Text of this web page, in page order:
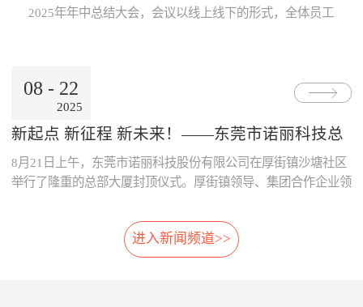
片；· 系统采用了主要部件做
法，根据故障模式进行恢复控
数据的及时、准确传递与分
本的明细，分析重要设备整个
采购决策、控制维修成本提供
了依据，减少企业不必要的浪
费。· 优化资源的配置：系统
提供的资源冲突检测预警功
化，合理的优化了人、财、物
资源。 项目案例与客户反
Internet公用网络，也可使用地
4、用户终端· 移动用户终端
· 固定用户终端 系统功能： 当
电动列车在线运行时，系统应
能对受电弓与电网之间由于离
线、硬点产生拉弧的现象、受
电弓中心线偏移量、受电弓弓
的运行参数进行检测。并具有
对检测出的超标数据进行自动
线激光专利技术，模块化设
运营期，进行加装，安装于正
搭建专用检测棚等配套设
施。 3、免维护:核心元件
选用进口件，整体设计安装简
便，远程监控，软件具备自动
需人工分析，系统自动出具智
能分析结果，提供检修月报，
2025年年中总结大会，会议以线上线下的形式，全体员工
东率先作《诺丽科技2025年上半年工作总结及下半年工作
计划》报告，从多维度系统梳理上半年成果...
08 - 22
2025
新起点 新征程 新未来！——东莞市诺丽科技总
部大厦喜封金顶，开启发展新篇章
8月21日上午，东莞市诺丽科技股份有限公司在厚街镇沙塘社区
举行了隆重的总部大厦封顶仪式。厚街镇领导、集团合作企业领
起，气氛热烈喜庆，董事长朱晓东为舞狮点睛，为整个活动增添
了浓郁的传统韵味和欢快氛围。 随后，公司领导与嘉宾们一
进入新闻频道>>